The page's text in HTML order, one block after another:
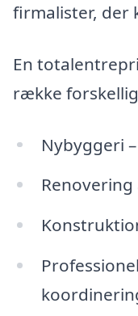
firmalister, der
En
række
Nybyggeri